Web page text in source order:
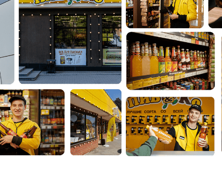
ДРАФТ ШОП
Это формат с оптимизированной
матрицей и простым управлением.
Подойдет тем, кто хочет войти в пивной
бизнес без лишних рисков.
Паушальный взнос
450 тыс.₽
Сумма вложений
до 3 млн.₽
Окупаемость
от 14 мес.
Общая площадь помещения
55-60 м2